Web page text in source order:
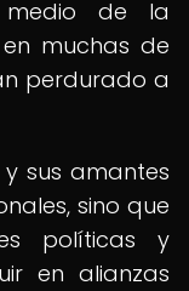
medio de la
muchas de
perdurado a
sus amantes
sino que
políticas y
en alianzas